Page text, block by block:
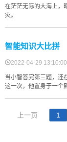
在茫茫无际的大海上，
灾。
智能知识大比拼
2022-04-29 13:10:00
当小智答完第三题，还
这一次，他置身于一个
上一页 1